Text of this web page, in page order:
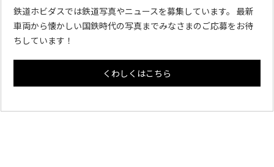
鉄道ホビダスでは鉄道写真やニュースを募集しています。 最新
車両から懐かしい国鉄時代の写真までみなさまのご応募をお待
ちしています！
くわしくはこちら